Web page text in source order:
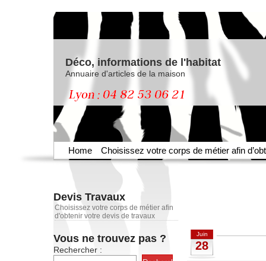
Déco, informations de l'habitat
Annuaire d'articles de la maison
Home Choisissez votre corps de métier afin
Devis Travaux
Choisissez votre corps de métier afin
d'obtenir votre devis de travaux
Vous ne trouvez pas ?
Rechercher :
Juin
28